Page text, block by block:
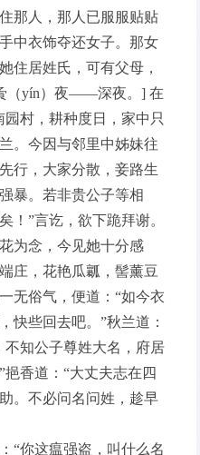
那人，那人已服服贴贴
中衣饰夺还女子。那女
住居姓氏，可有父母，
（yín）夜——深夜。] 在
村，耕种度日，家中只
。今因与邻里中姊妹往
行，大家分散，妾路生
暴。若非贵公子等相
！”言讫，欲下跪拜谢。
为念，今见她十分感
庄，花艳瓜瓤，髻薰豆
无俗气，便道：“如今衣
快些回去吧。”秋兰道：
不知公子尊姓大名，府居
香道：“大丈夫志在四
。不必问名问姓，趁早
“你这瘟强盗，叫什么名